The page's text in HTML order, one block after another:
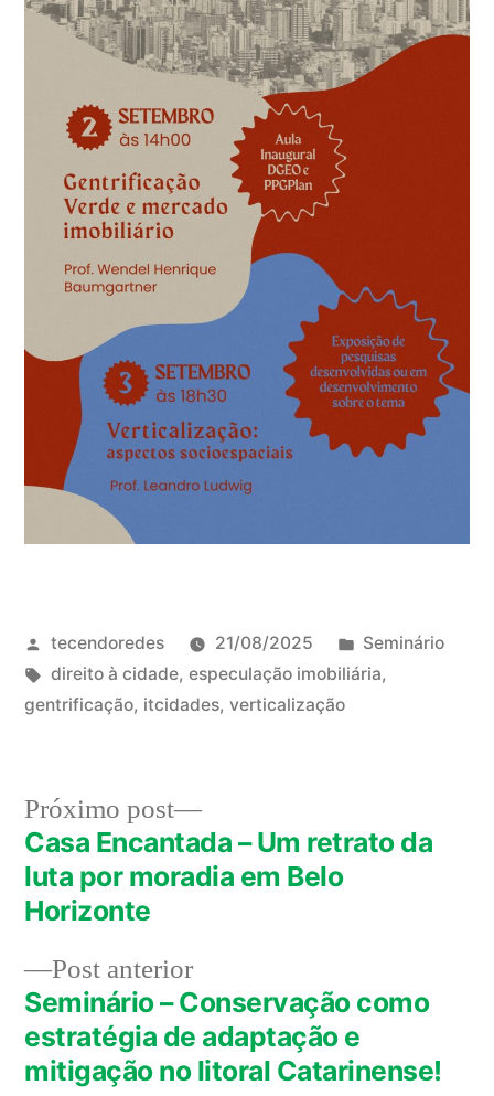
Publicado
por
tecendoredes 21/08/2025
Publicado
em
Seminário
Tags:
direito à cidade, especulação imobiliária,
gentrificação, itcidades, verticalização
Navegação
de
PostPost anteriorPost
anterior:
Seminário – Conservação como
estratégia de adaptação e
mitigação no litoral Catarinense!
Próximo post
Próximo
post:
Casa Encantada – Um retrato da
luta por moradia em Belo
Horizonte